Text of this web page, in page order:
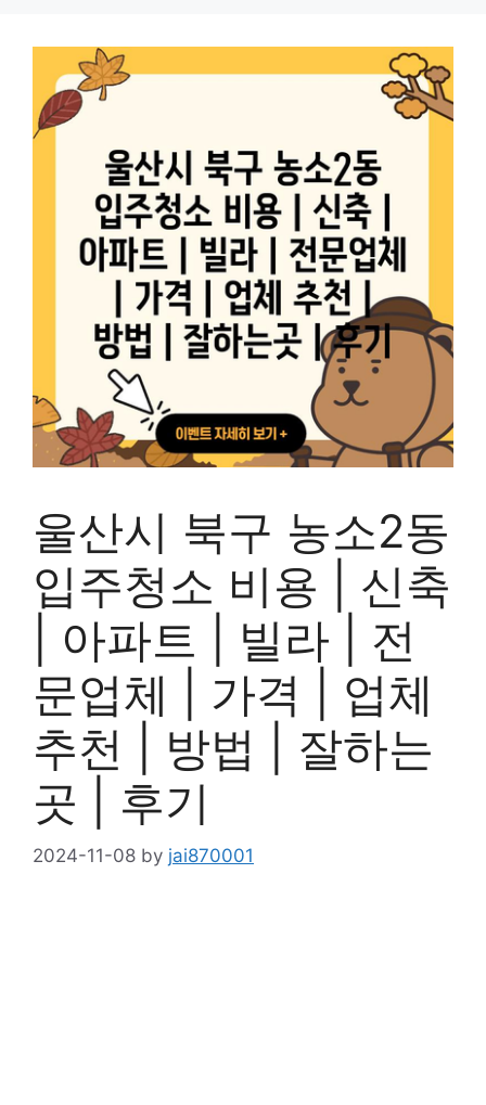
울산시 북구 농소2동
입주청소 비용 | 신축
| 아파트 | 빌라 | 전
문업체 | 가격 | 업체
추천 | 방법 | 잘하는
곳 | 후기
2024-11-08 by jai870001